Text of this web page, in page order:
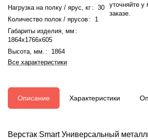
Нагрузка на полку / ярус, кг : 30
Количество полок / ярусов :
1
Габариты изделия, мм :
1864x1766x605
Высота, мм. :
1864
Все характеристики
уточняйте
заказе.
Описание Характеристики
Верстак Smart Универсальный